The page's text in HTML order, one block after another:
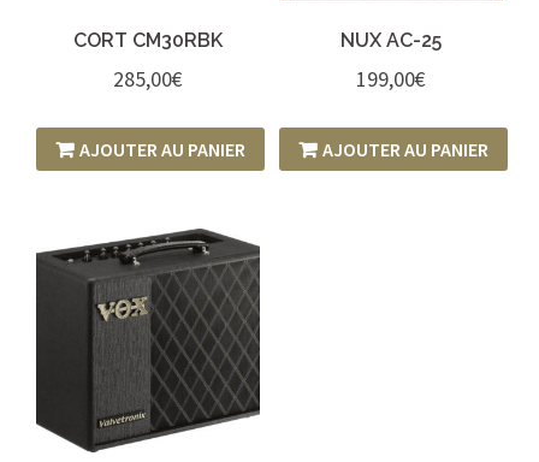
CORT CM30RBK
285,00€
AJOUTER AU PANIER
NUX AC-25
199,00€
AJOUTER AU PANIER